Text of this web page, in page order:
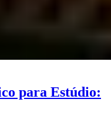
para Estúdio: